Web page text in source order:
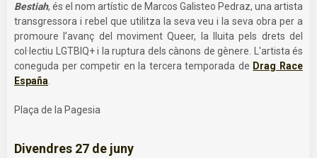
Bestiah, és el nom artístic de Marcos Galisteo Pedraz, una artista
transgressora i rebel que utilitza la seva veu i la seva obra per a
promoure l’avanç del moviment Queer, la lluita pels drets del
col·lectiu LGTBIQ+ i la ruptura dels cànons de gènere. L'artista és
coneguda per competir en la tercera temporada de Drag Race
España
Plaça de la Pagesia
Divendres 27 de juny